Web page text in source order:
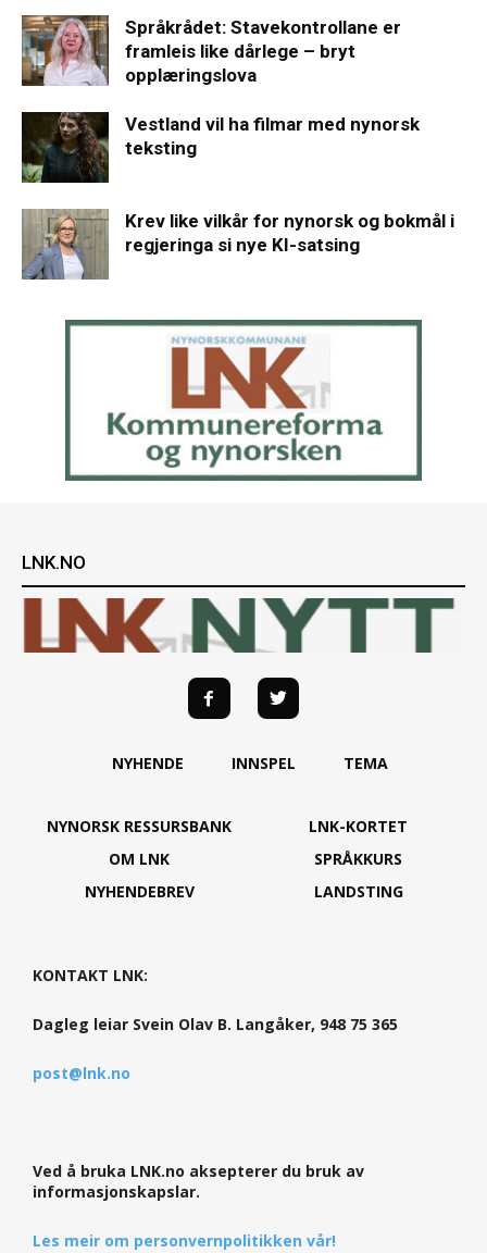
Språkrådet: Stavekontrollane er
framleis like dårlege – bryt
opplæringslova
Vestland vil ha filmar med nynorsk
teksting
Krev like vilkår for nynorsk og bokmål i
regjeringa si nye KI-satsing
LNK.NO
NYHENDE INNSPEL TEMA
NYNORSK RESSURSBANK
OM LNK
NYHENDEBREV
LNK-KORTET
SPRÅKKURS
LANDSTING
KONTAKT LNK:
Dagleg leiar Svein Olav B. Langåker, 948 75 365
post@lnk.no
Ved å bruka LNK.no aksepterer du bruk av
informasjonskapslar.
Les meir om personvernpolitikken vår!